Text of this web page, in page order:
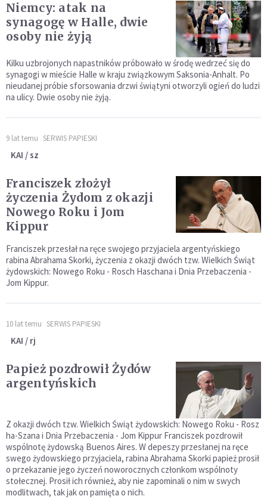
Niemcy: atak na
synagogę w Halle, dwie
osoby nie żyją
Kilku uzbrojonych napastników próbowało w środę wedrzeć się do
synagogi w mieście Halle w kraju związkowym Saksonia-Anhalt. Po
nieudanej próbie sforsowania drzwi świątyni otworzyli ogień do ludzi
na ulicy. Dwie osoby nie żyją.
9 lat temu SERWIS PAPIESKI
KAI / sz
Franciszek złożył
życzenia Żydom z okazji
Nowego Roku i Jom
Kippur
Franciszek przesłał na ręce swojego przyjaciela argentyńskiego
rabina Abrahama Skorki, życzenia z okazji dwóch tzw. Wielkich Świąt
żydowskich: Nowego Roku - Rosch Haschana i Dnia Przebaczenia -
Jom Kippur.
10 lat temu SERWIS PAPIESKI
KAI / rj
Papież pozdrowił Żydów
argentyńskich
Z okazji dwóch tzw. Wielkich Świąt żydowskich: Nowego Roku - Rosz
ha-Szana i Dnia Przebaczenia - Jom Kippur Franciszek pozdrowił
wspólnotę żydowską Buenos Aires. W depeszy przesłanej na ręce
swego żydowskiego przyjaciela, rabina Abrahama Skorki papież prosił
o przekazanie jego życzeń noworocznych członkom wspólnoty
stołecznej. Prosił ich również, aby nie zapominali o nim w swych
modlitwach, tak jak on pamięta o nich.